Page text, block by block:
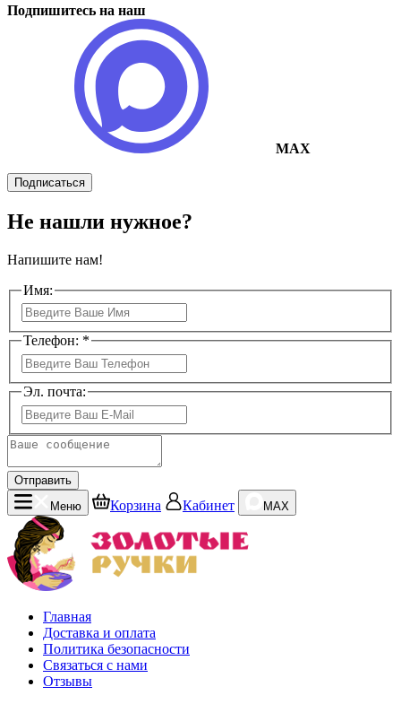
Подпишитесь на наш
MAX
Подписаться
Не нашли нужное?
Напишите нам!
Имя:
Телефон: *
Эл. почта:
Отправить
Меню
Корзина Кабинет MAX
Главная
Доставка и оплата
Политика безопасности
Связаться с нами
Отзывы